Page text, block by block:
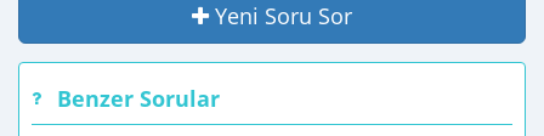
Yeni Soru Sor
Benzer Sorular